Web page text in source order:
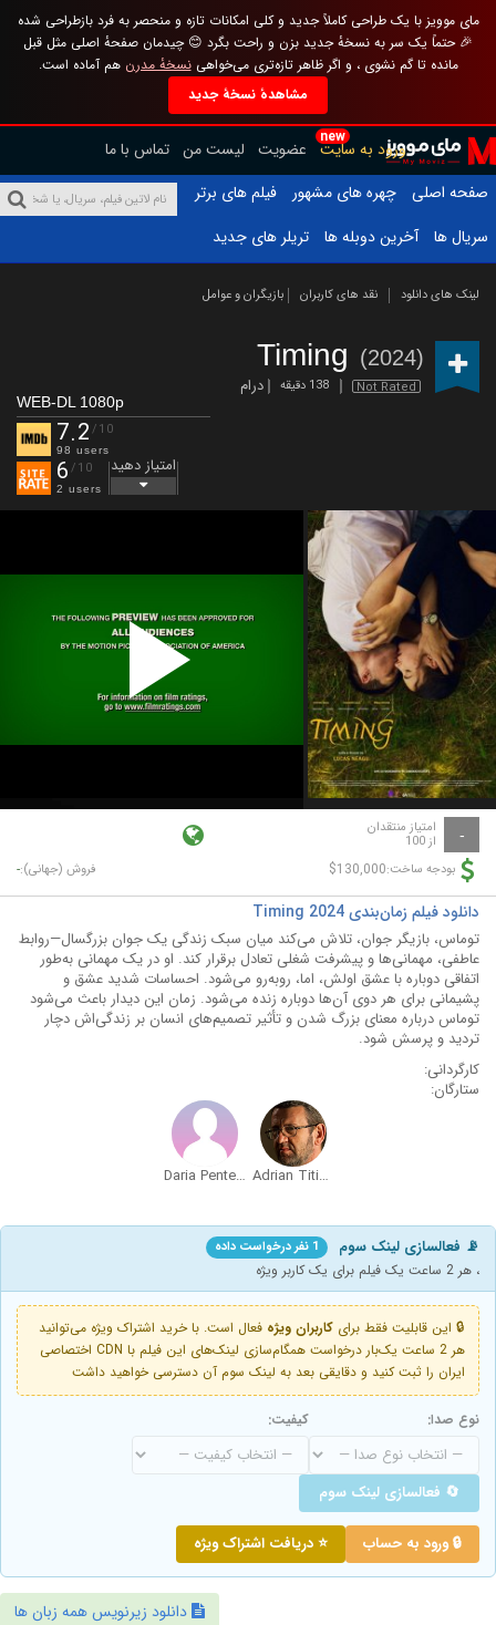
مای موویز با یک طراحی کاملاً جدید و کلی امکانات تازه و منحصر به فرد بازطراحی شده
🎉 حتماً یک سر به نسخهٔ جدید بزن و راحت بگرد 😊 چیدمان صفحهٔ اصلی مثل قبل
مانده تا گم نشوی ، و اگر ظاهر تازه‌تری می‌خواهینسخهٔ مدرن هم آماده است.
مشاهدهٔ نسخهٔ جدید
new
ورود به سایت عضویت لیست من تماس با ما
صفحه اصلی
چهره های مشهور
فیلم های برتر
سریال ها
آخرین دوبله ها تریلر های جدید
لینک های دانلود نقد های کاربران بازیگران و عوامل
Timing (2024)
Not Rated 138 دقیقه درام
WEB-DL 1080p
7.2 /10
98 users
6 /10
2 users
امتیاز دهید
Play
Video
- امتیاز منتقدان
از 100
بودجه ساخت:$130,000 فروش (جهانی):-
دانلود فیلم زمان‌بندی Timing 2024
توماس، بازیگر جوان، تلاش می‌کند میان سبک زندگی یک جوان بزرگسال—روابط
عاطفی، مهمانی‌ها و پیشرفت شغلی تعادل برقرار کند. او در یک مهمانی به‌طور
اتفاقی دوباره با عشق اولش، اما، روبه‌رو می‌شود. احساسات شدید عشق و
پشیمانی برای هر دوی آن‌ها دوباره زنده می‌شود. زمان این دیدار باعث می‌شود
توماس درباره معنای بزرگ شدن و تأثیر تصمیم‌های انسان بر زندگی‌اش دچار
تردید و پرسش شود.
کارگردانی:
ستارگان:
Adrian Titieni
Daria Pentelie
📡 فعالسازی لینک سوم 1 نفر درخواست داده
، هر 2 ساعت یک فیلم برای یک کاربر ویژه
🔒 این قابلیت فقط برای کاربران ویژه فعال است. با خرید اشتراک ویژه می‌توانید
هر 2 ساعت یک‌بار درخواست همگام‌سازی لینک‌های این فیلم با CDN اختصاصی
ایران را ثبت کنید و دقایقی بعد به لینک سوم آن دسترسی خواهید داشت
نوع صدا: کیفیت:
🔄 فعالسازی لینک سوم
🔒 ورود به حساب ⭐ دریافت اشتراک ویژه
دانلود زیرنویس همه زبان ها